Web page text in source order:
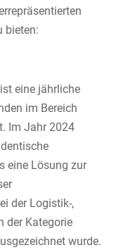
bieten:
eine jährliche
im Bereich
Im Jahr 2024
eine Lösung zur
der Logistik-,
der Kategorie
wurde.